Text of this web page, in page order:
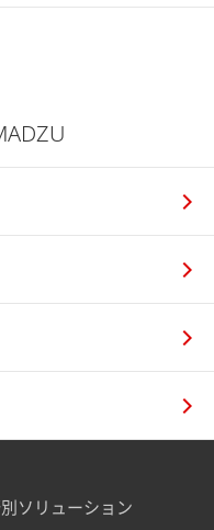
ソリューション